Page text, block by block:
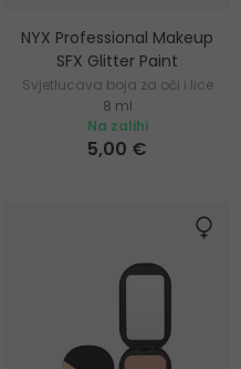
NYX Professional Makeup
SFX Glitter Paint
Svjetlucava boja za oči i lice
8 ml
Na zalihi
5,00 €